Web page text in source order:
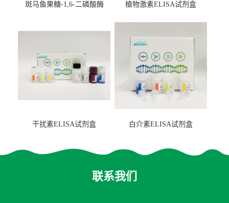
斑马鱼果糖-1,6-二磷酸酶
盒
植物激素ELISA试剂盒
干扰素ELISA试剂盒 白介素ELISA试剂盒
联系我们